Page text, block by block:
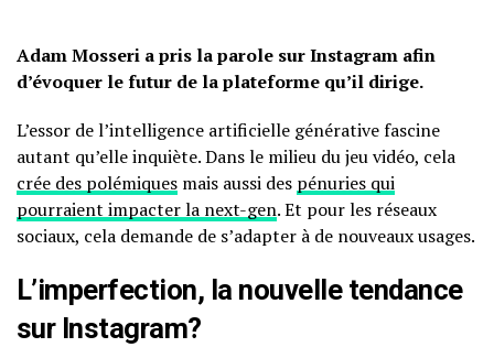
Adam Mosseri a pris la parole sur Instagram afin
d’évoquer le futur de la plateforme qu’il dirige.
L’essor de l’intelligence artificielle générative fascine
autant qu’elle inquiète. Dans le milieu du jeu vidéo, cela
crée des polémiques mais aussi des pénuries qui
pourraient impacter la next-gen. Et pour les réseaux
sociaux, cela demande de s’adapter à de nouveaux usages.
L’imperfection, la nouvelle tendance
sur Instagram?